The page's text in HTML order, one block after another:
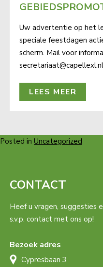
Uw advertentie op het
speciale feestdagen
scherm. Mail voor
secretariaat@capellexl.nl
LEES MEER
Posted in Uncategorized
CONTACT
Heef u vragen, suggesties
s.v.p. contact met ons op!
Bezoek adres
Cypresbaan 3